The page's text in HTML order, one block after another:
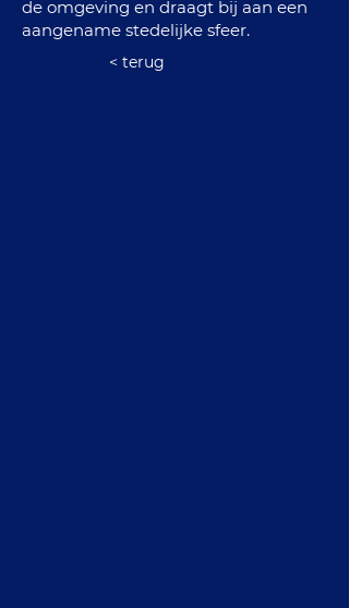
de omgeving en draagt bij aan een
aangename stedelijke sfeer.
< terug